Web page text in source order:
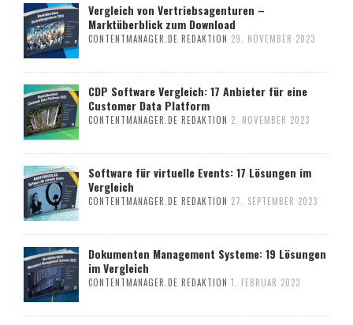
Vergleich von Vertriebsagenturen –
Marktüberblick zum Download
CONTENTMANAGER.DE REDAKTION 29. NOVEMBER 2023
CDP Software Vergleich: 17 Anbieter für eine
Customer Data Platform
CONTENTMANAGER.DE REDAKTION 2. NOVEMBER 2023
Software für virtuelle Events: 17 Lösungen im
Vergleich
CONTENTMANAGER.DE REDAKTION 27. SEPTEMBER 2023
Dokumenten Management Systeme: 19 Lösungen
im Vergleich
CONTENTMANAGER.DE REDAKTION 1. FEBRUAR 2023